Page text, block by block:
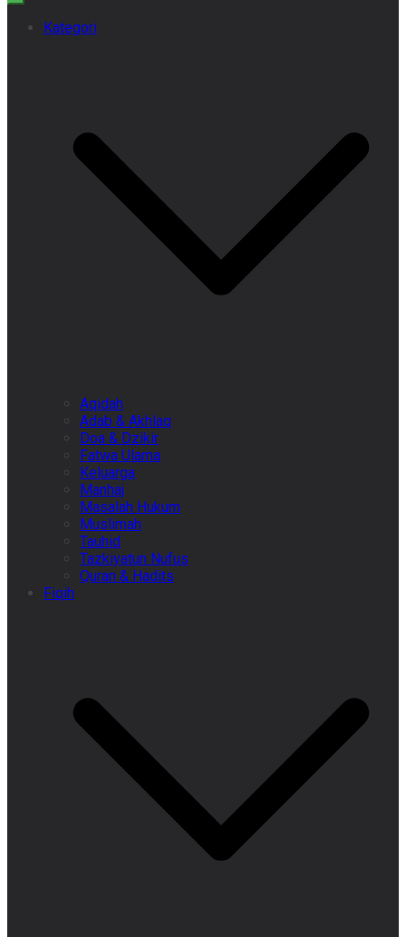
Kategori
Aqidah
Adab & Akhlaq
Doa & Dzikir
Fatwa Ulama
Keluarga
Manhaj
Masalah Hukum
Muslimah
Tauhid
Tazkiyatun Nufus
Quran & Hadits
Fiqih